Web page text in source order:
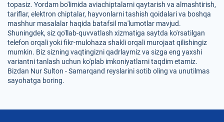
topasiz. Yordam bo'limida aviachiptalarni qaytarish va almashtirish,
tariflar, elektron chiptalar, hayvonlarni tashish qoidalari va boshqa
mashhur masalalar haqida batafsil ma'lumotlar mavjud.
Shuningdek, siz qo'llab-quvvatlash xizmatiga saytda ko'rsatilgan
telefon orqali yoki fikr-mulohaza shakli orqali murojaat qilishingiz
mumkin. Biz sizning vaqtingizni qadrlaymiz va sizga eng yaxshi
variantni tanlash uchun ko'plab imkoniyatlarni taqdim etamiz.
Bizdan Nur Sulton - Samarqand reyslarini sotib oling va unutilmas
sayohatga boring.